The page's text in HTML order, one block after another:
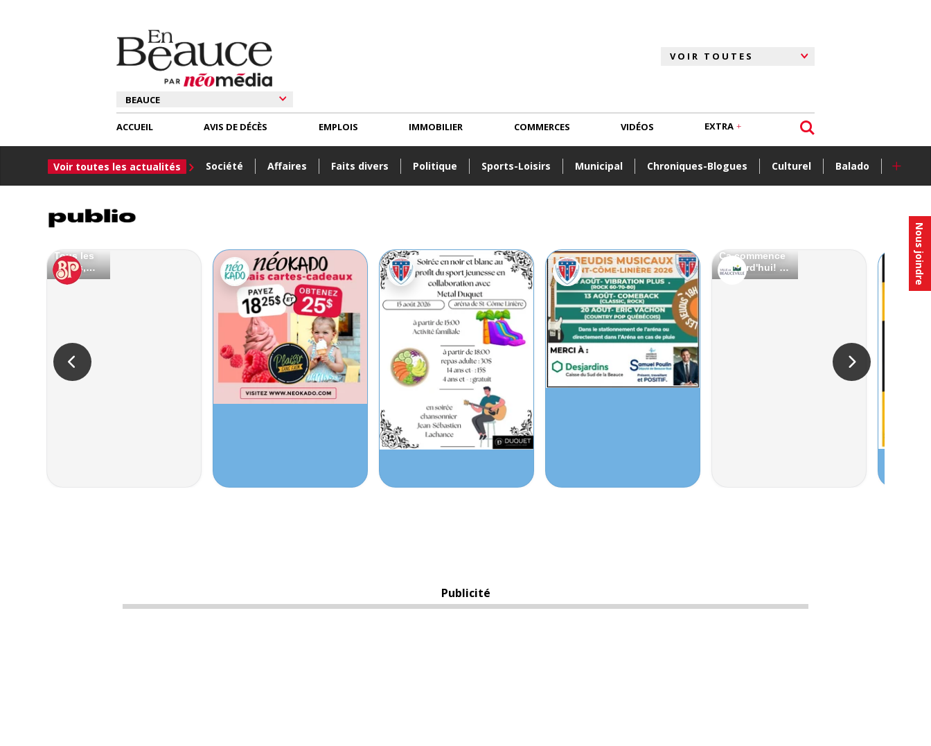
Nous joindre
ACCUEIL
Voir toutes les actualités Société Affaires Faits divers Politique Sports-Loisirs Municipal Chroniques-Blogues Culturel Balado +
AVIS DE DÉCÈS EMPLOIS IMMOBILIER COMMERCES VIDÉOS EXTRA
Publicité